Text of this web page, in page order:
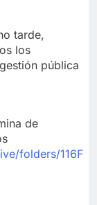
tarde,
los
pública
de
folders/